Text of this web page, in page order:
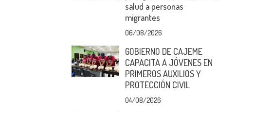
salud a personas
migrantes
06/08/2026
GOBIERNO DE CAJEME
CAPACITA A JÓVENES EN
PRIMEROS AUXILIOS Y
PROTECCIÓN CIVIL
04/08/2026